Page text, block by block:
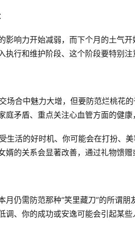
影响力开始减弱，而下个月的土气
执行和维护阶段、这个阶段要特别注
场合中魅力大增，但要防范烂桃花
庭矛盾、重点关注心血管方面的健康
生活的好时机、你可能会在打扮、
婿的关系会显著改善，通过礼物馈赠
月仍需防范那种“笑里藏刀”的所谓
调、你的成功或安逸可能会引起某些